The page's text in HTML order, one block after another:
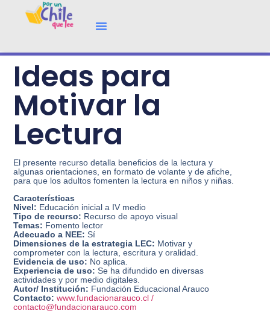
Ideas para
Motivar la
Lectura
El presente recurso detalla beneficios de la lectura y
algunas orientaciones, en formato de volante y de afiche,
para que los adultos fomenten la lectura en niños y niñas.
Características
Nivel: Educación inicial a IV medio
Tipo de recurso: Recurso de apoyo visual
Temas: Fomento lector
Adecuado a NEE: Sí
Dimensiones de la estrategia LEC: Motivar y
comprometer con la lectura, escritura y oralidad.
Evidencia de uso: No aplica.
Experiencia de uso: Se ha difundido en diversas
actividades y por medio digitales.
Autor/ Institución: Fundación Educacional Arauco
Contacto: www.fundacionarauco.cl /
contacto@fundacionarauco.com